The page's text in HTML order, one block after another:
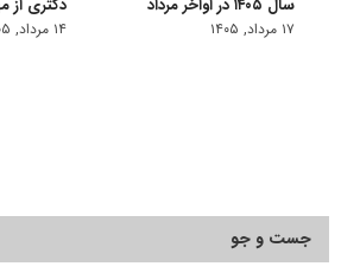
سال ۱۴۰۵ در اواخر مرداد
۱۷ مرداد, ۱۴۰۵
دکتری از مهر
۱۴ مرداد, ۱۴۰۵
جست و جو